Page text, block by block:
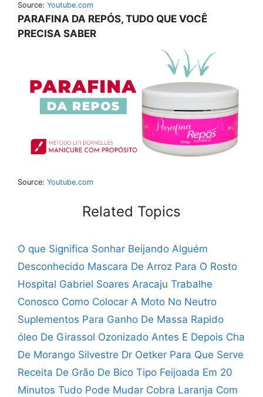
Source: Youtube.com
PARAFINA DA REPÓS, TUDO QUE VOCÊ
PRECISA SABER
Source: Youtube.com
Related Topics
O que Significa Sonhar Beijando Alguém
Desconhecido Mascara De Arroz Para O Rosto
Hospital Gabriel Soares Aracaju Trabalhe
Conosco Como Colocar A Moto No Neutro
Suplementos Para Ganho De Massa Rapido
óleo De Girassol Ozonizado Antes E Depois Cha
De Morango Silvestre Dr Oetker Para Que Serve
Receita De Grão De Bico Tipo Feijoada Em 20
Minutos Tudo Pode Mudar Cobra Laranja Com